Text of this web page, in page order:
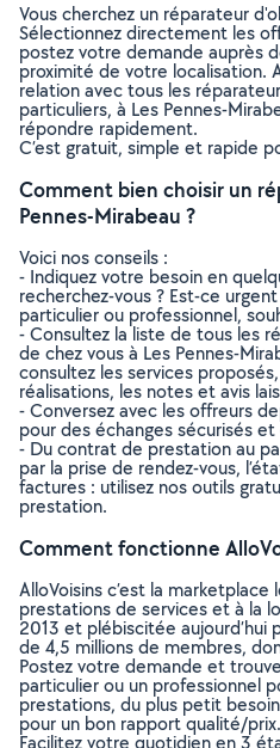
Vous cherchez un réparateur
Sélectionnez directement les
postez votre demande auprès
proximité de votre localisation.
relation avec tous les
particuliers, à Les Pennes-
répondre rapidement.
C’est gratuit, simple et rapide
Comment bien choisir un
Pennes-Mirabeau ?
Voici nos conseils :
- Indiquez votre besoin en
recherchez-vous ? Est-ce
particulier ou professionnel,
- Consultez la liste de tous les
de chez vous à Les Pennes-
consultez les services
réalisations, les notes et avis
- Conversez avec les offreurs
pour des échanges sécurisés
- Du contrat de prestation au
par la prise de rendez-vous,
factures : utilisez nos outils
prestation.
Comment fonctionne
AlloVoisins c’est la
prestations de services et à la
2013 et plébiscitée aujourd’hui
de 4,5 millions de membres,
Postez votre demande et
particulier ou un professionnel
prestations, du plus petit
pour un bon rapport qualité/prix.
Facilitez votre quotidien en 3